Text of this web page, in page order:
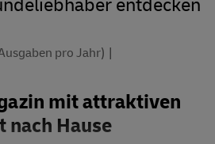
entdecken
pro Jahr)
mit attraktiven
nach Hause